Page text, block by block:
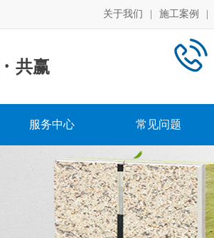
关于我们 施工案例
· 共赢
服务中心 常见问题